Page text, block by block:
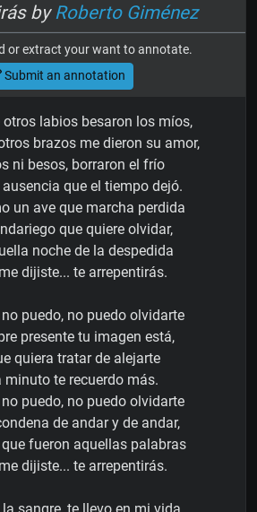
byRoberto Giménez
or extract your want to annotate.
Submit an annotation
otros labios besaron los míos,
brazos me dieron su amor,
ni besos, borraron el frío
que el tiempo dejó.
un ave que marcha perdida
que quiere olvidar,
noche de la despedida
dijiste... te arrepentirás.
puedo, no puedo olvidarte
presente tu imagen está,
quiera tratar de alejarte
minuto te recuerdo más.
puedo, no puedo olvidarte
de andar y de andar,
fueron aquellas palabras
dijiste... te arrepentirás.